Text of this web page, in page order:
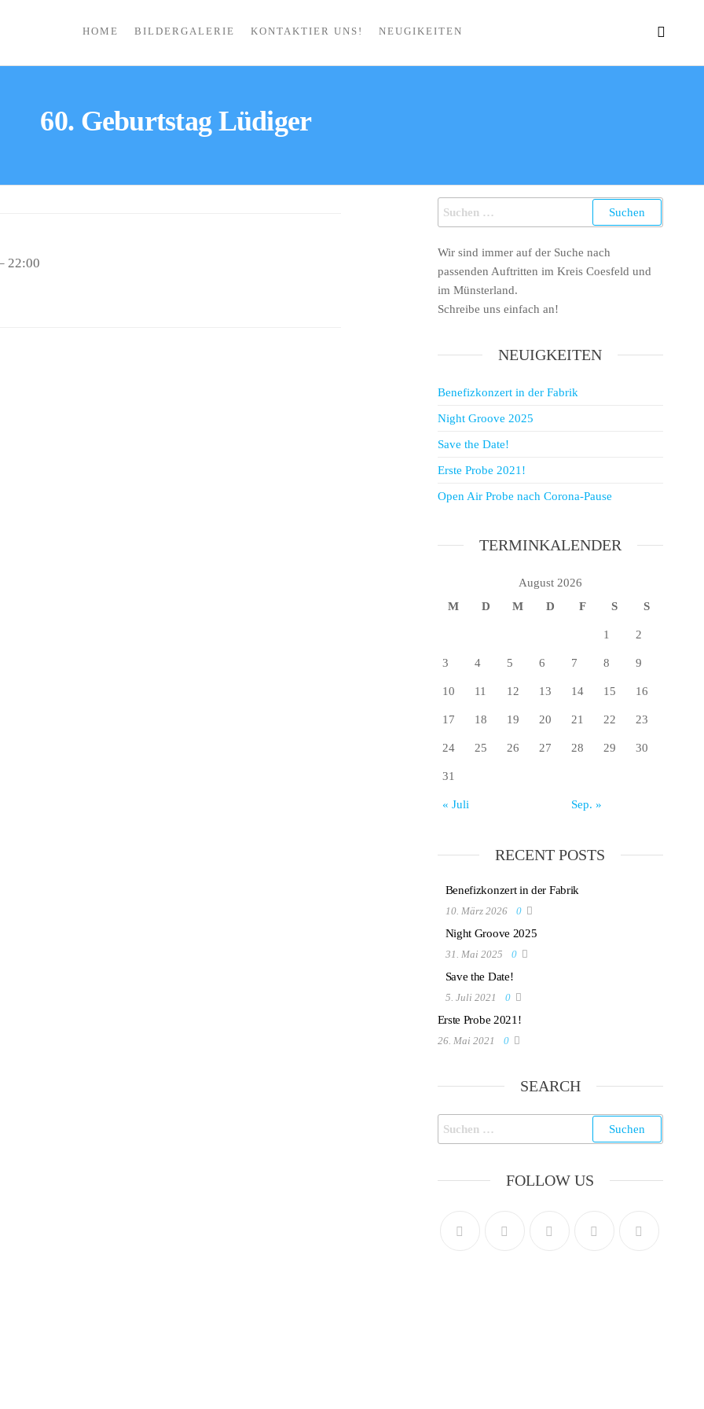
HOME BILDERGALERIE KONTAKTIER UNS! NEUGIKEITEN
60. Geburtstag Lüdiger
22:00
Wir sind immer auf der Suche nach
passenden Auftritten im Kreis Coesfeld und
im Münsterland.
Schreibe uns einfach an!
NEUIGKEITEN
Benefizkonzert in der Fabrik
Night Groove 2025
Save the Date!
Erste Probe 2021!
Open Air Probe nach Corona-Pause
TERMINKALENDER
August 2026
M
D M D F S S
1 2
3 4 5 6 7 8 9
10 11 12 13 14 15 16
17 18 19 20 21 22 23
24 25 26 27 28 29 30
31
« Juli Sep. »
RECENT POSTS
Benefizkonzert in der Fabrik
10. März 2026 0
Night Groove 2025
31. Mai 2025 0
Save the Date!
5. Juli 2021 0
Erste Probe 2021!
26. Mai 2021 0
SEARCH
FOLLOW US